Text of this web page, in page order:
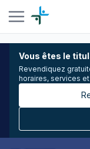
Vous êtes le
Revendiquez
horaires, services